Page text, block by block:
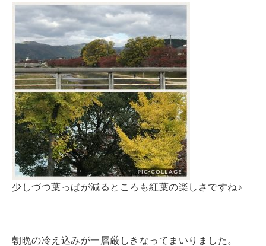
少しづつ葉っぱが減るところも紅葉の楽しさですね♪
朝晩の冷え込みが一層厳しきなってまいりました。